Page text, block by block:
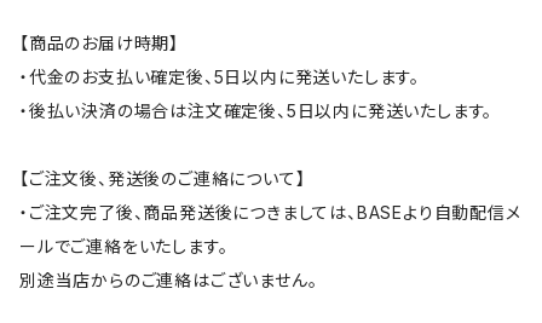
【商品のお届け時期】
・代金のお支払い確定後、5日以内に発送いたします。
・後払い決済の場合は注文確定後、5日以内に発送いたします。
【ご注文後、発送後のご連絡について】
・ご注文完了後、商品発送後につきましては、BASEより自動配信メ
ールでご連絡をいたします。
別途当店からのご連絡はございません。